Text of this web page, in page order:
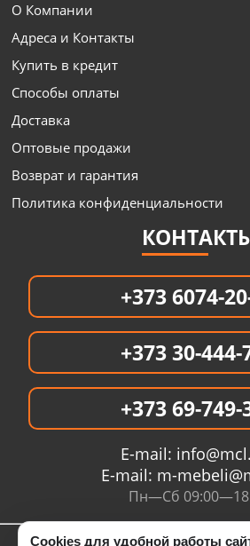
О Компании
Адреса и Контакты
Купить в кредит
Способы оплаты
Доставка
Оптовые продажи
Возврат и гарантия
Политика конфиденциальности
+373 6074-
+373 30-444-
+373 69-749-
E-mail:
E-mail: m-
Пн—Сб
Cookies для удобной работы